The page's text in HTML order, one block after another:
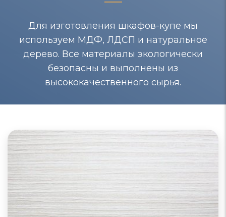
Для изготовления шкафов-купе мы
используем МДФ, ЛДСП и натуральное
дерево. Все материалы экологически
безопасны и выполнены из
высококачественного сырья.
Шкафы-купе из МДФ
Шкафы-купе из МДФ отличаются качеством,
долговечностью и экологической благоприятностью.